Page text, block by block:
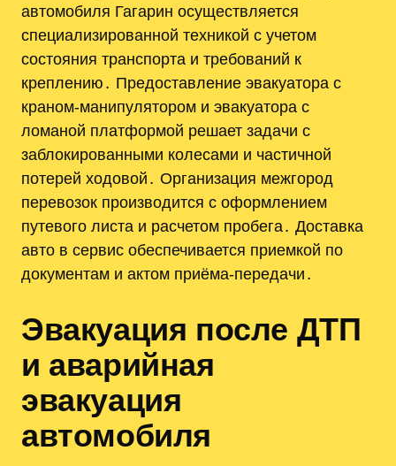
автомобиля Гагарин осуществляется
специализированной техникой с учетом
состояния транспорта и требований к
креплению․ Предоставление эвакуатора с
краном-манипулятором и эвакуатора с
ломаной платформой решает задачи с
заблокированными колесами и частичной
потерей ходовой․ Организация межгород
перевозок производится с оформлением
путевого листа и расчетом пробега․ Доставка
авто в сервис обеспечивается приемкой по
документам и актом приёма-передачи․
Эвакуация после ДТП
и аварийная
эвакуация
автомобиля